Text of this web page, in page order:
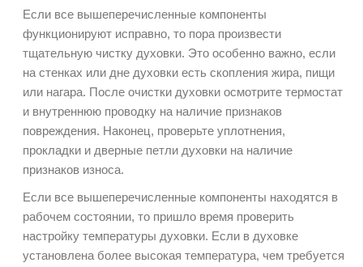
Если все вышеперечисленные компоненты
функционируют исправно, то пора произвести
тщательную чистку духовки. Это особенно важно, если
на стенках или дне духовки есть скопления жира, пищи
или нагара. После очистки духовки осмотрите термостат
и внутреннюю проводку на наличие признаков
повреждения. Наконец, проверьте уплотнения,
прокладки и дверные петли духовки на наличие
признаков износа.
Если все вышеперечисленные компоненты находятся в
рабочем состоянии, то пришло время проверить
настройку температуры духовки. Если в духовке
установлена ​​более высокая температура, чем требуется